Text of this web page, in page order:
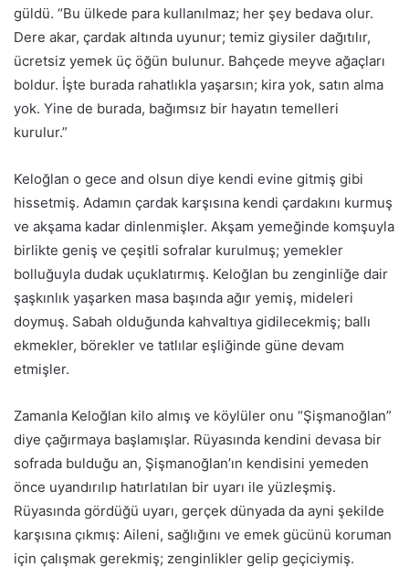
güldü. “Bu ülkede para kullanılmaz; her şey bedava olur.
Dere akar, çardak altında uyunur; temiz giysiler dağıtılır,
ücretsiz yemek üç öğün bulunur. Bahçede meyve ağaçları
boldur. İşte burada rahatlıkla yaşarsın; kira yok, satın alma
yok. Yine de burada, bağımsız bir hayatın temelleri
kurulur.”
Keloğlan o gece and olsun diye kendi evine gitmiş gibi
hissetmiş. Adamın çardak karşısına kendi çardakını kurmuş
ve akşama kadar dinlenmişler. Akşam yemeğinde komşuyla
birlikte geniş ve çeşitli sofralar kurulmuş; yemekler
bolluğuyla dudak uçuklatırmış. Keloğlan bu zenginliğe dair
şaşkınlık yaşarken masa başında ağır yemiş, mideleri
doymuş. Sabah olduğunda kahvaltıya gidilecekmiş; ballı
ekmekler, börekler ve tatlılar eşliğinde güne devam
etmişler.
Zamanla Keloğlan kilo almış ve köylüler onu “Şişmanoğlan”
diye çağırmaya başlamışlar. Rüyasında kendini devasa bir
sofrada bulduğu an, Şişmanoğlan’ın kendisini yemeden
önce uyandırılıp hatırlatılan bir uyarı ile yüzleşmiş.
Rüyasında gördüğü uyarı, gerçek dünyada da ayni şekilde
karşısına çıkmış: Aileni, sağlığını ve emek gücünü koruman
için çalışmak gerekmiş; zenginlikler gelip geçiciymiş.